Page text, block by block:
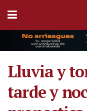
Lluvia y
tarde y